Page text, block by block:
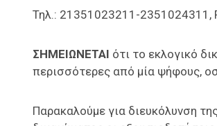
Τηλ.: 21351023211-2351024311,
ΣΗΜΕΙΩΝΕΤΑΙ ότι το εκλογικό
περισσότερες από μία ψήφους,
Παρακαλούμε για διευκόλυνση